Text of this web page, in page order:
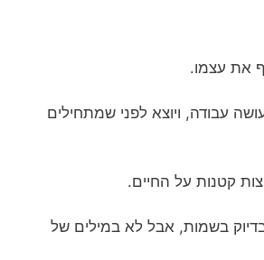
את עצמו.
עבודה, ויוצא לפני שמתחילים
קטנות על החיים.
בדיוק בשמות, אבל לא במילים של